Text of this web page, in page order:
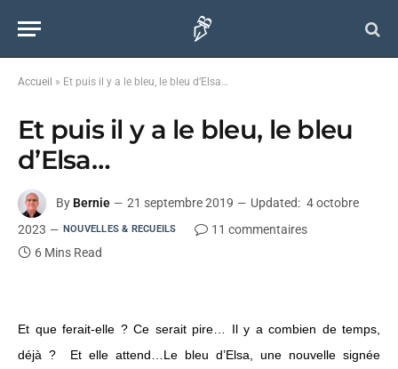
Accueil » Et puis il y a le bleu, le bleu d’Elsa…
Et puis il y a le bleu, le bleu
d’Elsa…
By Bernie 21 septembre 2019 Updated: 4 octobre
2023
NOUVELLES & RECUEILS
11 commentaires
6 Mins Read
Et que ferait-elle ? Ce serait pire… Il y a combien de temps,
déjà ? Et elle attend…Le bleu d’Elsa, une nouvelle signée